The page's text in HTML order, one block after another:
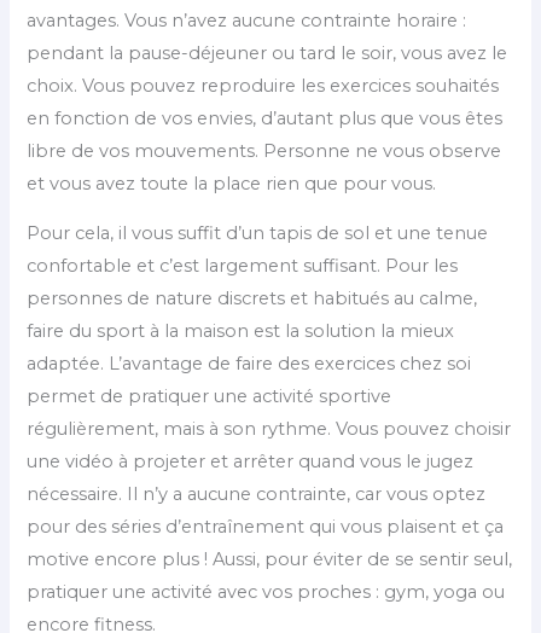
avantages. Vous n’avez aucune contrainte horaire :
pendant la pause-déjeuner ou tard le soir, vous avez le
choix. Vous pouvez reproduire les exercices souhaités
en fonction de vos envies, d’autant plus que vous êtes
libre de vos mouvements. Personne ne vous observe
et vous avez toute la place rien que pour vous.
Pour cela, il vous suffit d’un tapis de sol et une tenue
confortable et c’est largement suffisant. Pour les
personnes de nature discrets et habitués au calme,
faire du sport à la maison est la solution la mieux
adaptée. L’avantage de faire des exercices chez soi
permet de pratiquer une activité sportive
régulièrement, mais à son rythme. Vous pouvez choisir
une vidéo à projeter et arrêter quand vous le jugez
nécessaire. Il n’y a aucune contrainte, car vous optez
pour des séries d’entraînement qui vous plaisent et ça
motive encore plus ! Aussi, pour éviter de se sentir seul,
pratiquer une activité avec vos proches : gym, yoga ou
encore fitness.